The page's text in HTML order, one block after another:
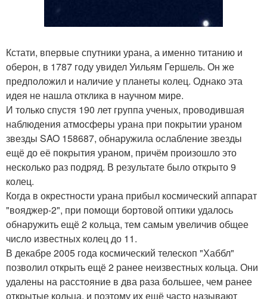
Кстати, впервые спутники урана, а именно титанию и
оберон, в 1787 году увидел Уильям Гершель. Он же
предположил и наличие у планеты колец. Однако эта
идея не нашла отклика в научном мире.
И только спустя 190 лет группа ученых, проводившая
наблюдения атмосферы урана при покрытии ураном
звезды SAO 158687, обнаружила ослабление звезды
ещё до её покрытия ураном, причём произошло это
несколько раз подряд. В результате было открыто 9
колец.
Когда в окрестности урана прибыл космический аппарат
"вояджер-2", при помощи бортовой оптики удалось
обнаружить ещё 2 кольца, тем самым увеличив общее
число известных колец до 11.
В декабре 2005 года космический телескоп "Хаббл"
позволил открыть ещё 2 ранее неизвестных кольца. Они
удалены на расстояние в два раза большее, чем ранее
открытые кольца, и поэтому их ещё часто называют